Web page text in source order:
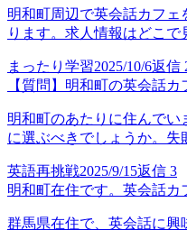
明和町周辺で英会話カフ
ります。求人情報はどこで
まったり学習2025/10/6返信
【質問】明和町の英会話
明和町のあたりに住んで
に選ぶべきでしょうか。失
英語再挑戦2025/9/15返信 3
明和町在住です。英会話
群馬県在住で、英会話に